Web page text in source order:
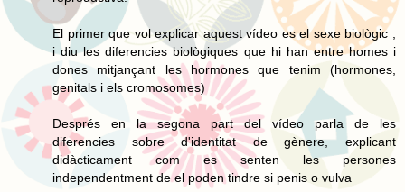
El primer que vol explicar aquest vídeo es el sexe biològic ,
i diu les diferencies biològiques que hi han entre homes i
dones mitjançant les hormones que tenim (hormones,
genitals i els cromosomes)
Després en la segona part del vídeo parla de les
diferencies sobre d'identitat de gènere, explicant
didàcticament com es senten les persones
independentment de el poden tindre si penis o vulva